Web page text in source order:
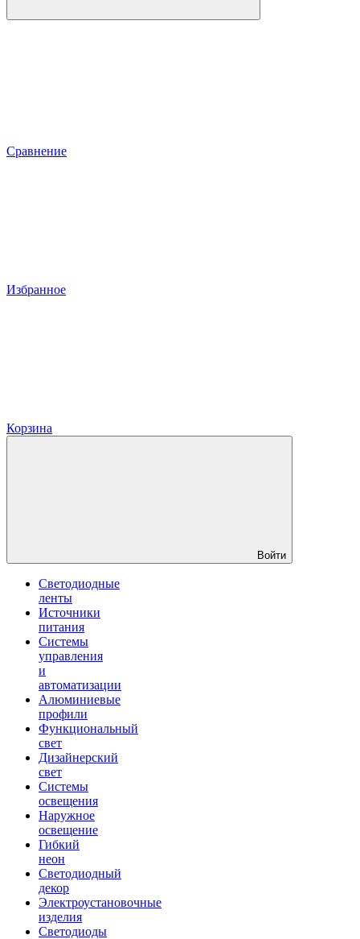
Сравнение
Избранное
Корзина
Войти
Светодиодные
ленты
Источники
питания
Системы
управления
и
автоматизации
Алюминиевые
профили
Функциональный
свет
Дизайнерский
свет
Системы
освещения
Наружное
освещение
Гибкий
неон
Светодиодный
декор
Электроустановочные
изделия
Светодиоды